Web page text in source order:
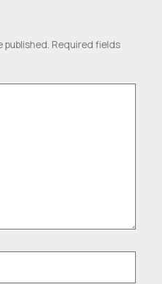
published. Required fields